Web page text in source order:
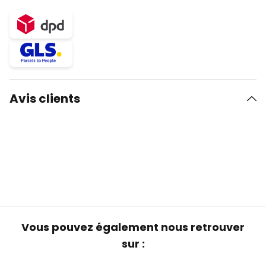
Avis clients
Vous pouvez également nous retrouver
sur :